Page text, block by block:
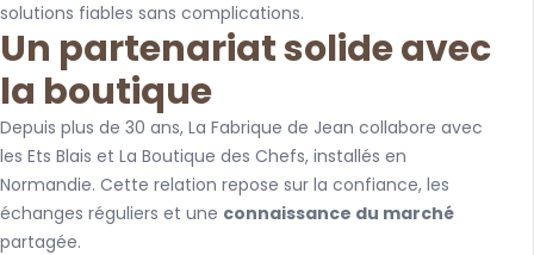
solutions fiables sans complications.
Un partenariat solide avec
la boutique
Depuis plus de 30 ans, La Fabrique de Jean collabore avec
les Ets Blais et La Boutique des Chefs, installés en
Normandie. Cette relation repose sur la confiance, les
échanges réguliers et une connaissance du marché
partagée.